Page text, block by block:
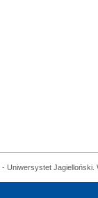
Uniwersystet